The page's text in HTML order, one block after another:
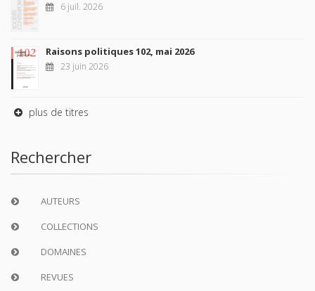
6 juil. 2026
Raisons politiques 102, mai 2026
23 juin 2026
plus de titres
Rechercher
AUTEURS
COLLECTIONS
DOMAINES
REVUES